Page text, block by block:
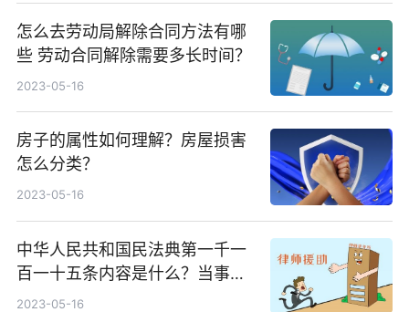
怎么去劳动局解除合同方法有哪
些 劳动合同解除需要多长时间？
2023-05-16
房子的属性如何理解？房屋损害
怎么分类？
2023-05-16
中华人民共和国民法典第一千一
百一十五条内容是什么？当事人
协议解除收养关系去哪里解除？
2023-05-16